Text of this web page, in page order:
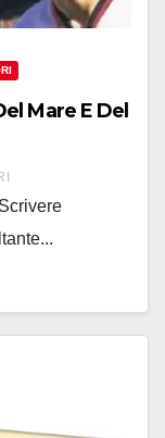
Mare E Del